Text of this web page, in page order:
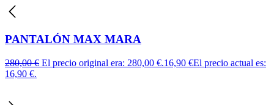
PANTALÓN MAX MARA
280,00€ El precio original era: 280,00 €.16,90 €El precio actual es:
16,90 €.